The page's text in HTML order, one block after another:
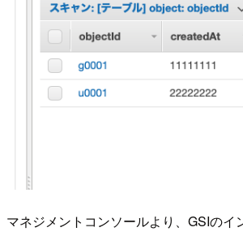
マネジメントコンソールより、GSIの